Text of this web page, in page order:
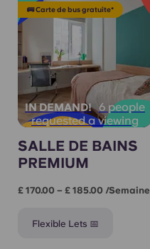
🚌 Carte de bus gratuite*
IN DEMAND! 6 people
requested a viewing
SALLE DE BAINS
PREMIUM
£ 170.00 – £ 185.00 /semaine
Flexible Lets 📅